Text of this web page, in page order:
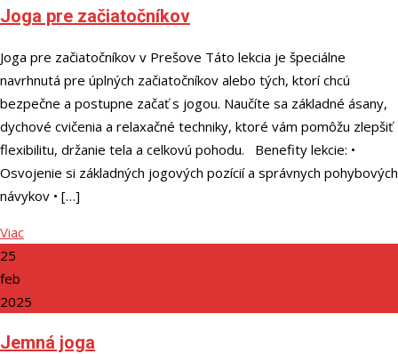
Joga pre začiatočníkov
Joga pre začiatočníkov v Prešove Táto lekcia je špeciálne
navrhnutá pre úplných začiatočníkov alebo tých, ktorí chcú
bezpečne a postupne začať s jogou. Naučíte sa základné ásany,
dychové cvičenia a relaxačné techniky, ktoré vám pomôžu zlepšiť
flexibilitu, držanie tela a celkovú pohodu. Benefity lekcie: •
Osvojenie si základných jogových pozícií a správnych pohybových
návykov • […]
Viac
25
feb
2025
Jemná joga